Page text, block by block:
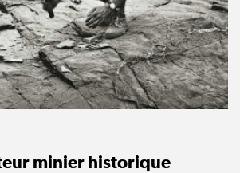
minier historique